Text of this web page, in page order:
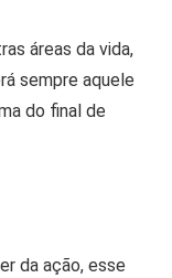
áreas da vida,
sempre aquele
do final de
da ação, esse